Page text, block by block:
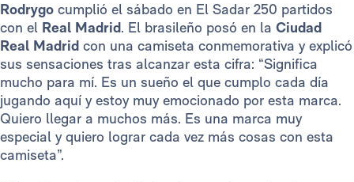
Rodrygo cumplió el sábado en El Sadar 250 partidos
con el Real Madrid. El brasileño posó en la Ciudad
Real Madrid con una camiseta conmemorativa y explicó
sus sensaciones tras alcanzar esta cifra: “Significa
mucho para mí. Es un sueño el que cumplo cada día
jugando aquí y estoy muy emocionado por esta marca.
Quiero llegar a muchos más. Es una marca muy
especial y quiero lograr cada vez más cosas con esta
camiseta”.